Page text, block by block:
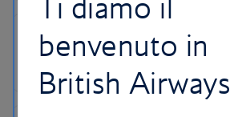
benvenuto in
British Airways